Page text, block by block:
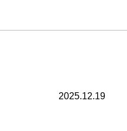
2025.12.19